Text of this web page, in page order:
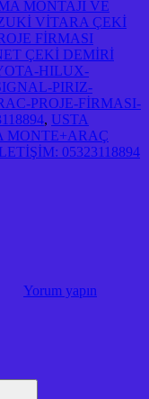
MONTAJI VE
VİTARA ÇEKİ
FİRMASI
ÇEKİ DEMİRİ
HILUX-
PIRIZ-
PROJE-FİRMASI-
, USTA
MONTE+ARAÇ
05323118894
Yorum yapın